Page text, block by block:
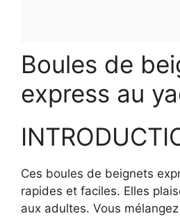
Boules de
express au
Ces boules de beignets
rapides et faciles. Elles
aux adultes. Vous